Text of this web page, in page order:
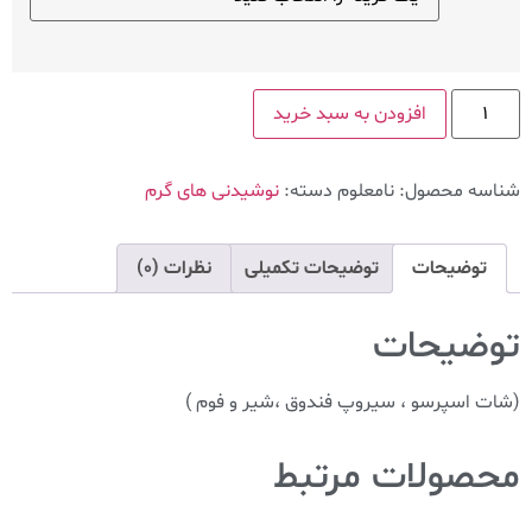
افزودن به سبد خرید
شناسه محصول: نامعلوم دسته: نوشیدنی های گرم
توضیحات توضیحات تکمیلی نظرات (0)
توضیحات
(شات اسپرسو ، سیروپ فندوق ،شیر و فوم )
محصولات مرتبط